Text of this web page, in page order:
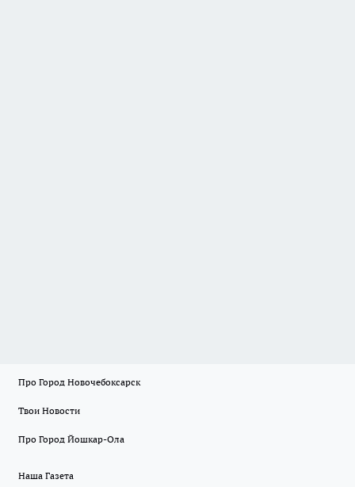
Про Город Новочебоксарск
Твои Новости
Про Город Йошкар-Ола
Наша Газета